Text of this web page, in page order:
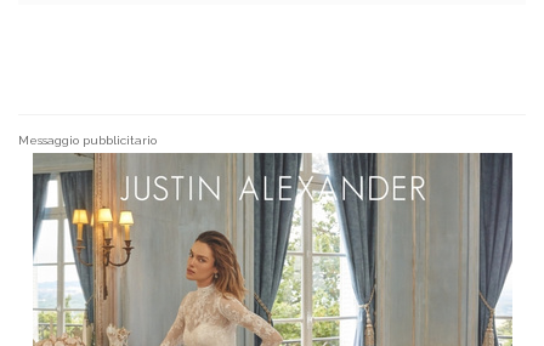
Messaggio pubblicitario